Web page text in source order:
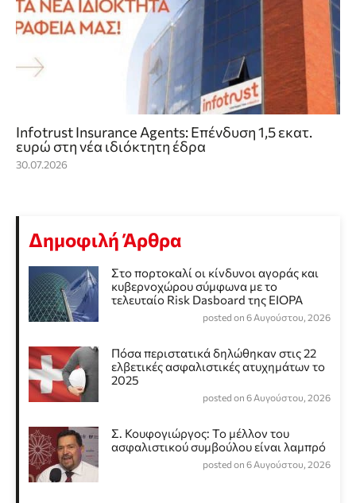
Infotrust Insurance Agents: Επένδυση 1,5 εκατ.
ευρώ στη νέα ιδιόκτητη έδρα
30.07.2026
Δημοφιλή Άρθρα
Στο πορτοκαλί οι κίνδυνοι αγοράς και
κυβερνοχώρου σύμφωνα με το
τελευταίο Risk Dasboard της EIOPA
posted on 6 Αυγούστου, 2026
Πόσα περιστατικά δηλώθηκαν στις 22
ελβετικές ασφαλιστικές ατυχημάτων το
2025
posted on 6 Αυγούστου, 2026
Σ. Κουφογιώργος: To μέλλον του
ασφαλιστικού συμβούλου είναι λαμπρό
posted on 6 Αυγούστου, 2026